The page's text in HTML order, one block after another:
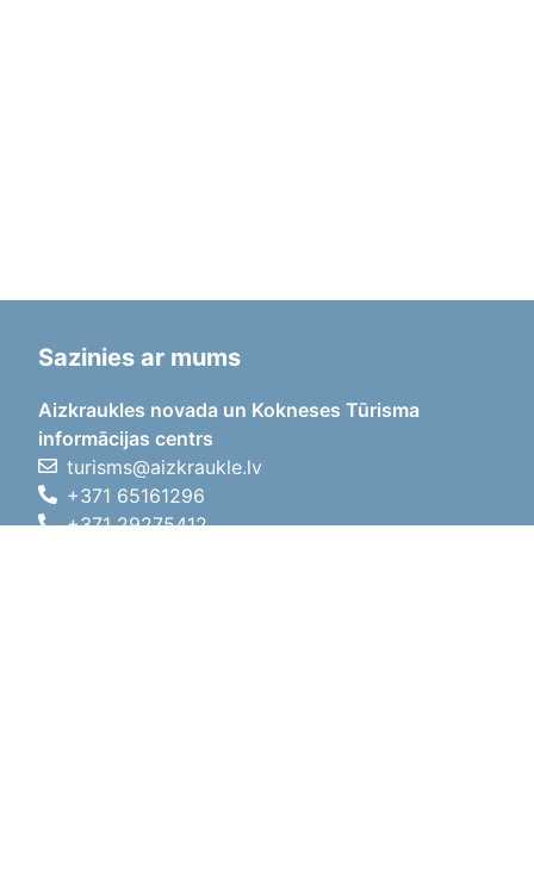
Sazinies ar mums
Aizkraukles novada un Kokneses Tūrisma
informācijas centrs
turisms@aizkraukle.lv
+371 65161296
+371 29275412